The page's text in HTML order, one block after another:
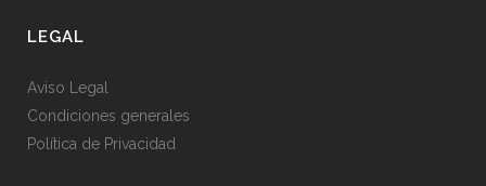
LEGAL
Aviso Legal
Condiciones generales
Política de Privacidad